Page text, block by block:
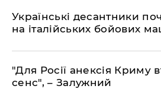
Українські десантники
на італійських бойових
"Для Росії анексія Криму
сенс", – Залужний